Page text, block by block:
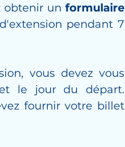
obtenir un formulaire
pendant 7
vous devez vous
le jour du départ.
fournir votre billet